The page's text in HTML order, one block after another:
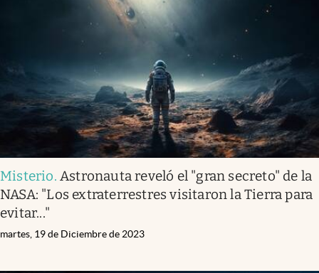
Misterio.Astronauta reveló el "gran secreto" de la
NASA: "Los extraterrestres visitaron la Tierra para
evitar..."
martes, 19 de Diciembre de 2023